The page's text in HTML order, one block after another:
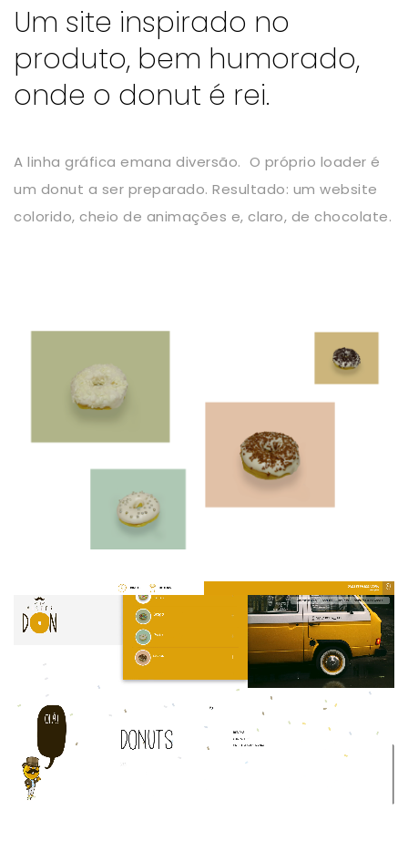
Um site inspirado no
produto, bem humorado,
onde o donut é rei.
A linha gráfica emana diversão. O próprio loader é
um donut a ser preparado. Resultado: um website
colorido, cheio de animações e, claro, de chocolate.